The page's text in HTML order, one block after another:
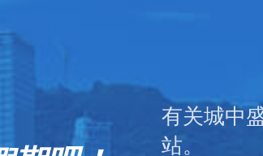
有关城中
站。